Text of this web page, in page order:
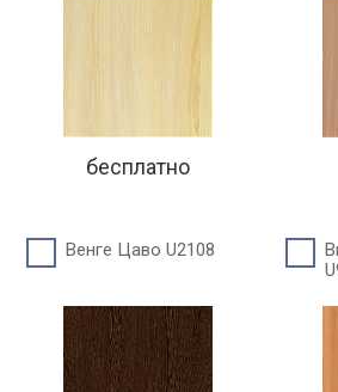
бесплатно
Венге Цаво U2108